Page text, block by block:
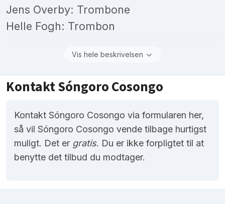
Jens Overby: Trombone
Helle Fogh: Trombon
Vis hele beskrivelsen
Kontakt Sóngoro Cosongo
Kontakt Sóngoro Cosongo via formularen her,
så vil Sóngoro Cosongo vende tilbage hurtigst
muligt. Det er gratis. Du er ikke forpligtet til at
benytte det tilbud du modtager.